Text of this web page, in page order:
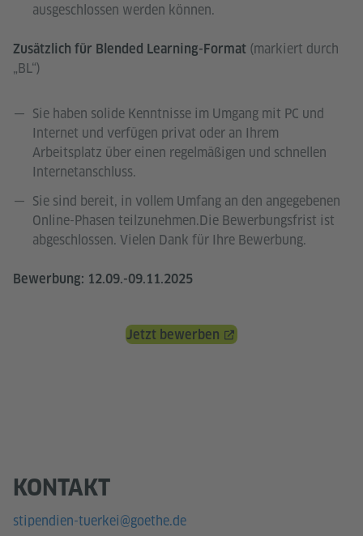
ausgeschlossen werden können.
Zusätzlich für Blended Learning-Format (markiert durch
„BL“)
Sie haben solide Kenntnisse im Umgang mit PC und
Internet und verfügen privat oder an Ihrem
Arbeitsplatz über einen regelmäßigen und schnellen
Internetanschluss.
Sie sind bereit, in vollem Umfang an den angegebenen
Online-Phasen teilzunehmen.Die Bewerbungsfrist ist
abgeschlossen. Vielen Dank für Ihre Bewerbung.
Bewerbung: 12.09.-09.11.2025
Jetzt bewerben
KONTAKT
stipendien-tuerkei@goethe.de